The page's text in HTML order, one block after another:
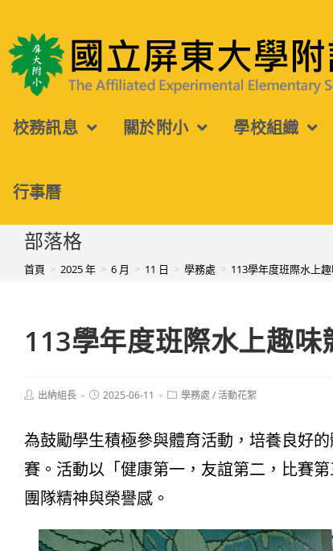
轉
至
要
容
國立屏東大學附設實驗國民小學
校務訊息 關於附小 學校組織
行事曆
部落格
首頁 > 2025 年 > 6 月 > 11 日 > 學務處 > 113學年度班際水上
113學年度班際水上趣味
Post出納組長
Post2025-06-11
Post學務處 /活動花絮
為鼓勵學生積極參與體育活動，培養良好
賽。活動以「健康第一，友誼第二，比賽
團隊精神與榮譽感。